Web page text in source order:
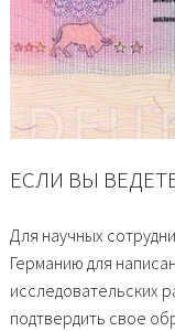
ЕСЛИ ВЫ
Для научных
Германию для
исследовательских
подтвердить свое